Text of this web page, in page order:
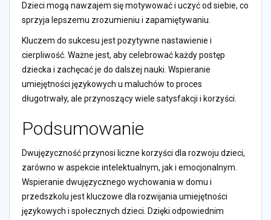
Dzieci mogą nawzajem się motywować i uczyć od siebie, co
sprzyja lepszemu zrozumieniu i zapamiętywaniu.
Kluczem do sukcesu jest pozytywne nastawienie i
cierpliwość. Ważne jest, aby celebrować każdy postęp
dziecka i zachęcać je do dalszej nauki. Wspieranie
umiejętności językowych u maluchów to proces
długotrwały, ale przynoszący wiele satysfakcji i korzyści.
Podsumowanie
Dwujęzyczność przynosi liczne korzyści dla rozwoju dzieci,
zarówno w aspekcie intelektualnym, jak i emocjonalnym.
Wspieranie dwujęzycznego wychowania w domu i
przedszkolu jest kluczowe dla rozwijania umiejętności
językowych i społecznych dzieci. Dzięki odpowiednim